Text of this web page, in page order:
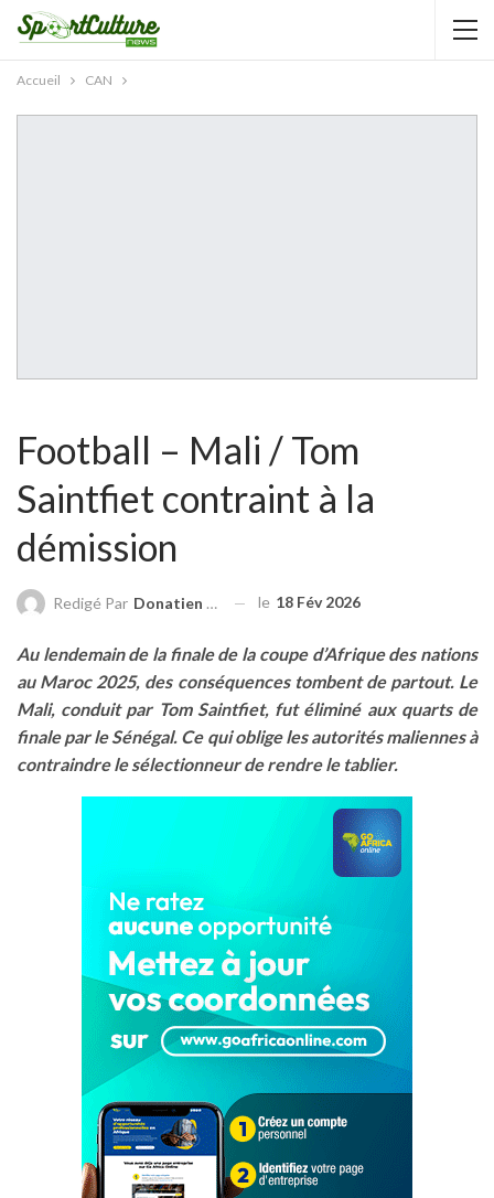
Accueil CAN
Football – Mali / Tom
Saintfiet contraint à la
démission
Redigé Par Donatien ZIGGAH le 18 Fév 2026
Au lendemain de la finale de la coupe d’Afrique des nations
au Maroc 2025, des conséquences tombent de partout. Le
Mali, conduit par Tom Saintfiet, fut éliminé aux quarts de
finale par le Sénégal. Ce qui oblige les autorités maliennes à
contraindre le sélectionneur de rendre le tablier.
AUTORISATION DE LA HAAC N°0134/HAAC/12-